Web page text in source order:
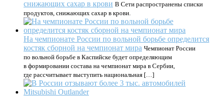
снижающих сахар в крови В Сети распространены списки
продуктов, снижающих сахар в крови.
На чемпионате России по вольной борьбе определится
костяк сборной на чемпионат мира Чемпионат России
по вольной борьбе в Каспийске будет определяющим
в формировании состава на чемпионат мира в Сербии,
где рассчитывает выступить национальная […]